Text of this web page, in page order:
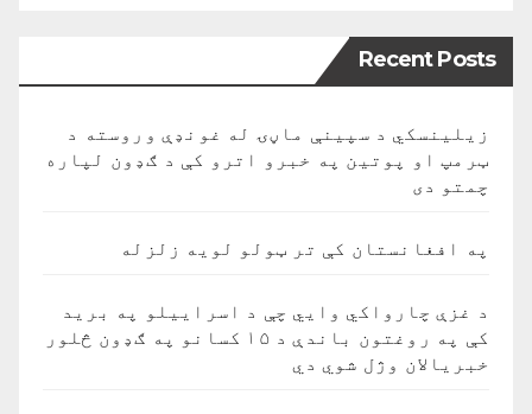
Recent Posts
زیلینسکي د سپینې ماڼۍ له غونډې وروسته د
ټرمپ او پوتین په خبرو اترو کې د ګډون لپاره
چمتو دی
په افغانستان کې تر ټولو لویه زلزله
د غزې چارواکي وايي چې د اسراییلو په برید
کې په روغتون باندې د ۱۵ کسانو په ګډون څلور
خبریالان وژل شوي دي